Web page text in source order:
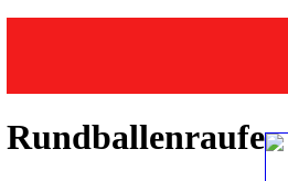
Rundballenraufe